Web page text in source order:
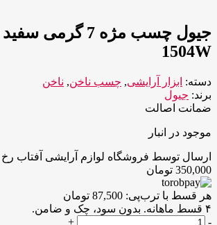
1504W
دسته: ابزار آرایشی, چسب ناخن, ناخن
برند: جیول
ضمانت اصالت
موجود در انبار
ارسال توسط فروشگاه لوازم آرایشی آفتاب رخ
350,000 تومان
هر قسط با ترب‌پی: 87,500 تومان
۴ قسط ماهانه. بدون سود، چک و ضامن.
جیول
-
+